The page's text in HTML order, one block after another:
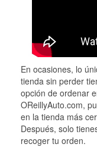
En ocasiones, lo
tienda sin perder
opción de ordenar
OReillyAuto.com,
en la tienda más
Después, solo
recoger tu orden.